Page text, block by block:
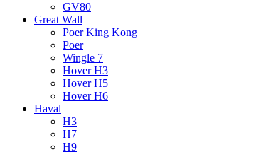
GV80
Great Wall
Poer King Kong
Poer
Wingle 7
Hover H3
Hover H5
Hover H6
Haval
H3
H7
H9